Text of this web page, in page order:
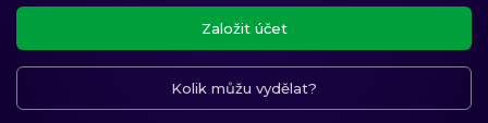
Založit účet
Kolik můžu vydělat?